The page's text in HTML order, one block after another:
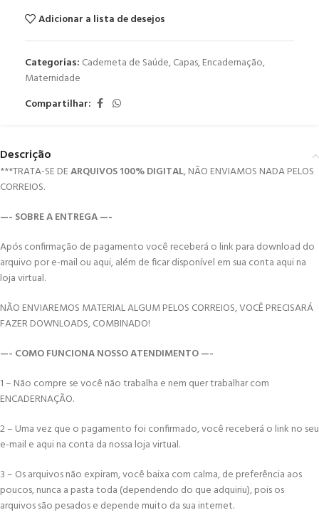
Adicionar a lista de desejos
Categorias: Caderneta de Saúde,Capas,Encadernação,
Maternidade
Compartilhar:
Descrição
***TRATA-SE DEARQUIVOS 100% DIGITAL, NÃO ENVIAMOS NADA PELOS
CORREIOS.
—- SOBRE A ENTREGA —-
Após confirmação de pagamento você receberá o link para download do
arquivo por e-mail ou aqui, além de ficar disponível em sua conta aqui na
loja virtual.
NÃO ENVIAREMOS MATERIAL ALGUM PELOS CORREIOS, VOCÊ PRECISARÁ
FAZER DOWNLOADS, COMBINADO!
—- COMO FUNCIONA NOSSO ATENDIMENTO —-
1 – Não compre se você não trabalha e nem quer trabalhar com
ENCADERNAÇÃO.
2 – Uma vez que o pagamento foi confirmado, você receberá o link no seu
e-mail e aqui na conta da nossa loja virtual.
3 – Os arquivos não expiram, você baixa com calma, de preferência aos
poucos, nunca a pasta toda (dependendo do que adquiriu), pois os
arquivos são pesados e depende muito da sua internet.